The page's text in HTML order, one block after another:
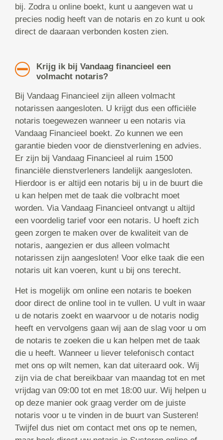
bij. Zodra u online boekt, kunt u aangeven wat u
precies nodig heeft van de notaris en zo kunt u ook
direct de daaraan verbonden kosten zien.
Krijg ik bij Vandaag financieel een
volmacht notaris?
Bij Vandaag Financieel zijn alleen volmacht
notarissen aangesloten. U krijgt dus een officiële
notaris toegewezen wanneer u een notaris via
Vandaag Financieel boekt. Zo kunnen we een
garantie bieden voor de dienstverlening en advies.
Er zijn bij Vandaag Financieel al ruim 1500
financiële dienstverleners landelijk aangesloten.
Hierdoor is er altijd een notaris bij u in de buurt die
u kan helpen met de taak die volbracht moet
worden. Via Vandaag Financieel ontvangt u altijd
een voordelig tarief voor een notaris. U hoeft zich
geen zorgen te maken over de kwaliteit van de
notaris, aangezien er dus alleen volmacht
notarissen zijn aangesloten! Voor elke taak die een
notaris uit kan voeren, kunt u bij ons terecht.
Het is mogelijk om online een notaris te boeken
door direct de online tool in te vullen. U vult in waar
u de notaris zoekt en waarvoor u de notaris nodig
heeft en vervolgens gaan wij aan de slag voor u om
de notaris te zoeken die u kan helpen met de taak
die u heeft. Wanneer u liever telefonisch contact
met ons op wilt nemen, kan dat uiteraard ook. Wij
zijn via de chat bereikbaar van maandag tot en met
vrijdag van 09:00 tot en met 18:00 uur. Wij helpen u
op deze manier ook graag verder om de juiste
notaris voor u te vinden in de buurt van Susteren!
Twijfel dus niet om contact met ons op te nemen,